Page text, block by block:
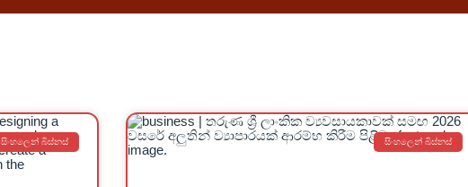
සිංහලෙන් බිස්නස් සිංහලෙන් බිස්නස්